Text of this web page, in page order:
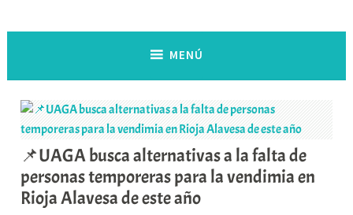
MENÚ
📌UAGA busca alternativas a la falta de
personas temporeras para la vendimia en
Rioja Alavesa de este año